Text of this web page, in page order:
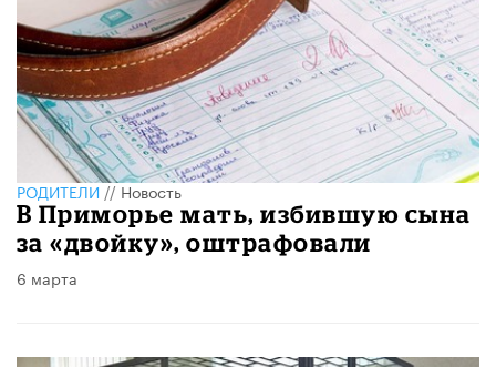
РОДИТЕЛИ//Новость
В Приморье мать, избившую сына
за «двойку», оштрафовали
6 марта